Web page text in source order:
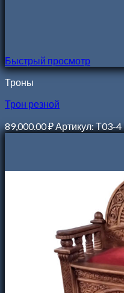
Быстрый просмотр
Троны
Трон резной
89,000.00₽Артикул: Т03-4